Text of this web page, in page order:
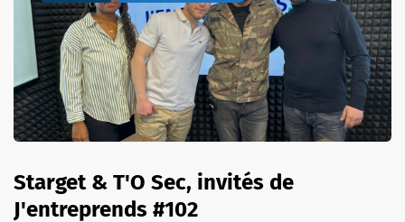
Starget & T'O Sec, invités de
J'entreprends #102